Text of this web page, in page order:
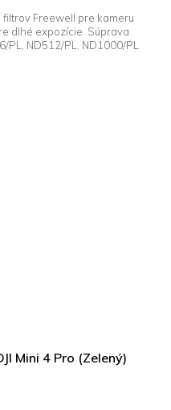
Freewell pre kameru
dlhé expozície. Súprava
PL, ND512/PL, ND1000/PL
Mini 4 Pro (Zelený)